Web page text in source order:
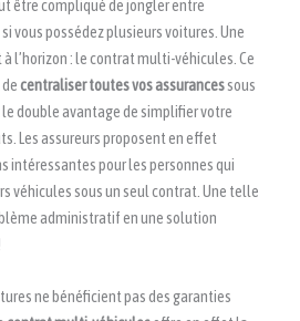
être compliqué de jongler entre
vous possédez plusieurs voitures. Une
l’horizon : le contrat multi-véhicules. Ce
decentraliser toutes vos assurancessous
double avantage de simplifier votre
Les assureurs proposent en effet
intéressantes pour les personnes qui
véhicules sous un seul contrat. Une telle
administratif en une solution
ne bénéficient pas des garanties